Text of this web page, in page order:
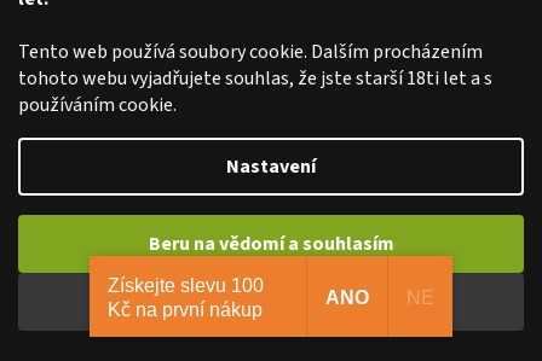
Tento web používá soubory cookie. Dalším procházením
tohoto webu vyjadřujete souhlas, že jste starší 18ti let a s
používáním cookie.
Nastavení
Beru na vědomí a nesouhlasím
Beru na vědomí a souhlasím
Získejte slevu 100
Kč na první nákup
ANO NE